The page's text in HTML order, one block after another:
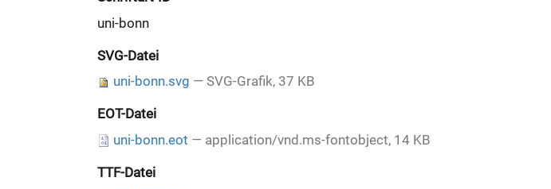
e
:
uni-bonn
SVG-Datei
uni-bonn.svg — SVG-Grafik, 37 KB
EOT-Datei
uni-bonn.eot — application/vnd.ms-fontobject, 14 KB
TTF-Datei